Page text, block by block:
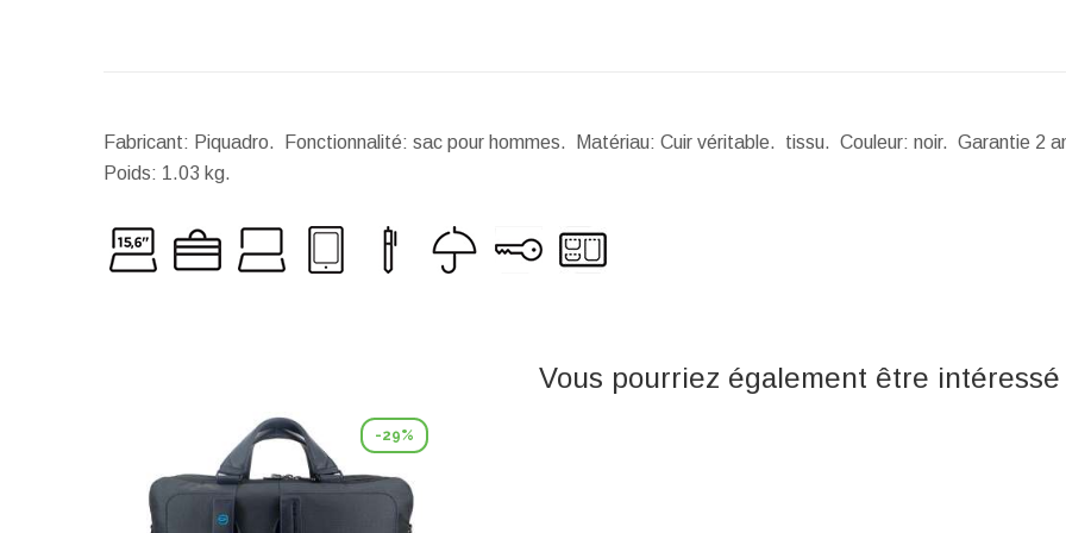
Fabricant: Piquadro. Fonctionnalité: sac pour hommes. Matériau: Cuir véritable. tissu. Couleur: noir. Garantie 2
Poids: 1.03 kg.
Vous pourriez également être intéressé
-29%